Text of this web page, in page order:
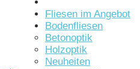
Fliesen im Angebot
Bodenfliesen
Betonoptik
Holzoptik
Neuheiten